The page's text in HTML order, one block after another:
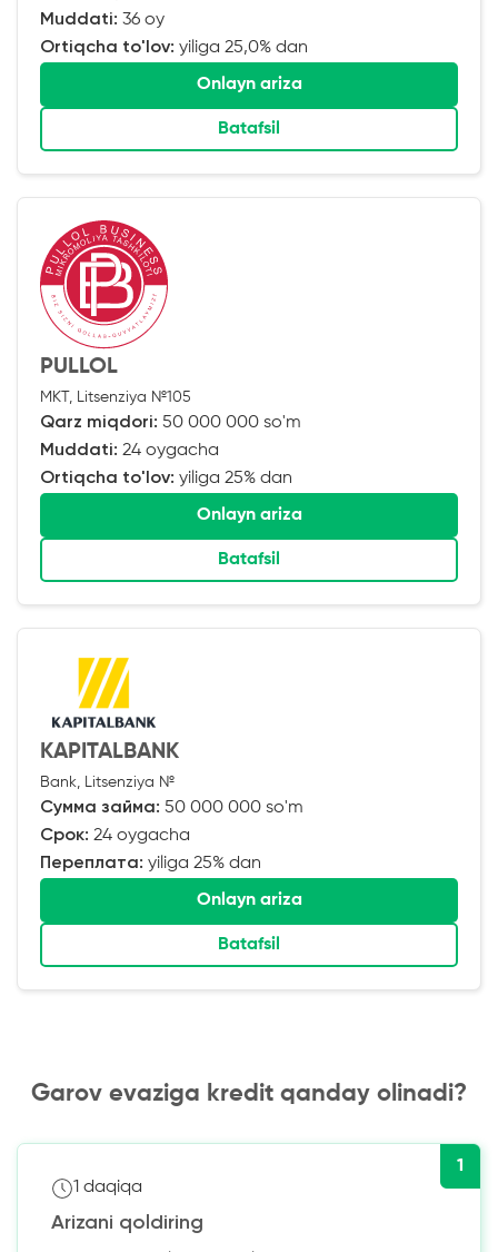
Muddati: 36 oy
Ortiqcha to'lov: yiliga 25,0% dan
Onlayn ariza
Batafsil
PULLOL
MKT, Litsenziya №105
Qarz miqdori: 50 000 000 so'm
Muddati: 24 oygacha
Ortiqcha to'lov: yiliga 25% dan
Onlayn ariza
Batafsil
KAPITALBANK
Bank, Litsenziya №
Сумма займа: 50 000 000 so'm
Срок: 24 oygacha
Переплата: yiliga 25% dan
Onlayn ariza
Batafsil
Garov evaziga kredit qanday olinadi?
1
1 daqiqa
Arizani qoldiring